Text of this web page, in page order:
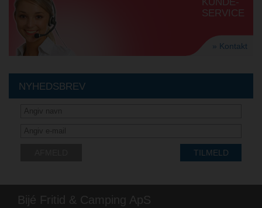
SERVICE
» Kontakt
NYHEDSBREV
TILMELD
Bijé Fritid & Camping ApS